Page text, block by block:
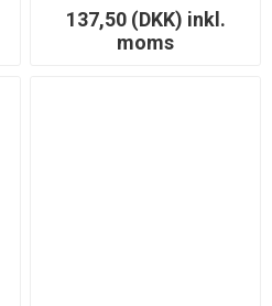
137,50 (DKK) inkl.
moms